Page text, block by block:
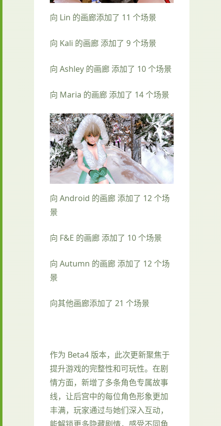
向 Lin 的画廊添加了 11 个场景
向 Kali 的画廊 添加了 9 个场景
向 Ashley 的画廊 添加了 10 个场景
向 Maria 的画廊 添加了 14 个场景
向 Android 的画廊 添加了 12 个场
景
向 F&E 的画廊 添加了 10 个场景
向 Autumn 的画廊 添加了 12 个场
景
向其他画廊添加了 21 个场景
作为 Beta4 版本，此次更新聚焦于
提升游戏的完整性和可玩性。在剧
情方面，新增了多条角色专属故事
线，让后宫中的每位角色形象更加
丰满，玩家通过与她们深入互动，